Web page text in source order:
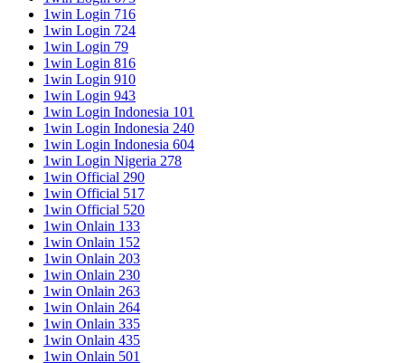
1win Login 716
1win Login 724
1win Login 79
1win Login 816
1win Login 910
1win Login 943
1win Login Indonesia 101
1win Login Indonesia 240
1win Login Indonesia 604
1win Login Nigeria 278
1win Official 290
1win Official 517
1win Official 520
1win Onlain 133
1win Onlain 152
1win Onlain 203
1win Onlain 230
1win Onlain 263
1win Onlain 264
1win Onlain 335
1win Onlain 435
1win Onlain 501